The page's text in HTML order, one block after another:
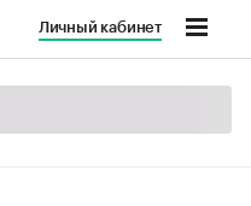
Личный кабинет